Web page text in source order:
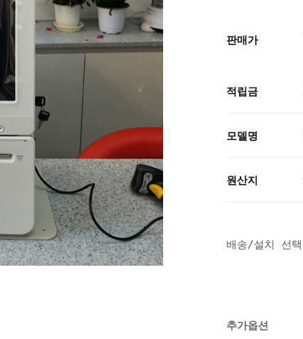
판매가
적립금
모델명
원산지
배송/설치 선택
추가옵션